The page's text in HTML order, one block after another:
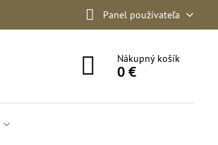
Panel používateľa
Nákupný košík
0 €